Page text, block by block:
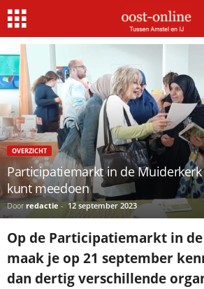
Home Participatiemarkt in de Muiderkerk
OVERZICHT
Participatiemarkt in de
kunt meedoen
Door redactie - 12 september 2023
Op de Participatiemarkt in
maak je op 21 september
dan dertig verschillende